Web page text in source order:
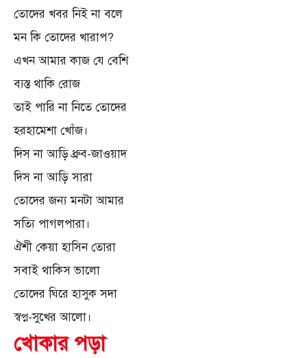
তোদের খবর নিই না বলে
মন কি তোদের খারাপ?
এখন আমার কাজ যে বেশি
ব্যস্ত থাকি রোজ
তাই পারি না নিতে তোদের
হরহামেশা খোঁজ।
দিস না আড়ি ধ্রুব-জাওয়াদ
দিস না আড়ি সারা
তোদের জন্য মনটা আমার
সত্যি পাগলপারা।
ঐশী কেয়া হাসিন তোরা
সবাই থাকিস ভালো
তোদের ঘিরে হাসুক সদা
স্বপ্ন-সুখের আলো।
খোকার পড়া